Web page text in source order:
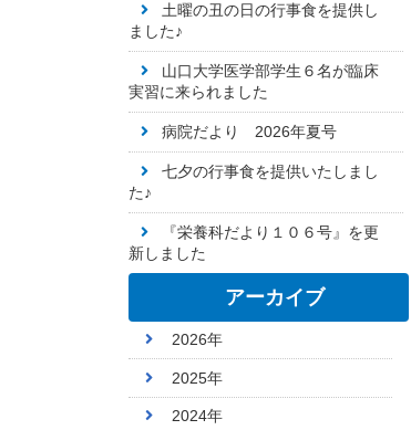
土曜の丑の日の行事食を提供し
ました♪
山口大学医学部学生６名が臨床
実習に来られました
病院だより 2026年夏号
七夕の行事食を提供いたしまし
た♪
『栄養科だより１０６号』を更
新しました
アーカイブ
2026年
2025年
2024年